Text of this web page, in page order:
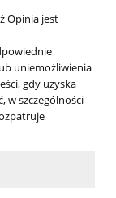
Opinia jest
uniemożliwienia
gdy uzyska
w szczególności